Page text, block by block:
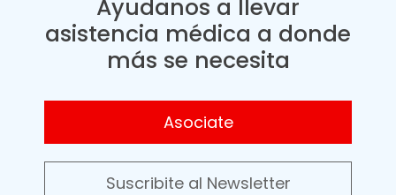
Ayudanos a llevar
asistencia médica a donde
más se necesita
Asociate
Suscribite al Newsletter